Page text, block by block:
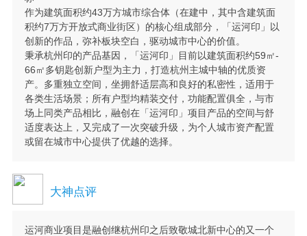
作为建筑面积约43万方城市综合体（在建中，其中含建筑面
积约7万方开放式商业街区）的核心组成部分，「运河印」以
创新的作品，弥补板块空白，驱动城市中心的价值。
秉承杭州印的产品基因，「运河印」目前以建筑面积约59㎡-
66㎡多钥匙创新户型为主力，打造杭州主城中轴的优质资
产。多重独立空间，坐拥舒适层高和良好的私密性，适用于
各类生活场景；所有户型均精装交付，功能配置俱全，与市
场上同类产品相比，融创在「运河印」项目产品的空间与舒
适度表达上，又完成了一次突破升级，为个人城市资产配置
或留在城市中心提供了优越的选择。
大神点评
运河商业项目是融创继杭州印之后致敬城北新中心的又一个